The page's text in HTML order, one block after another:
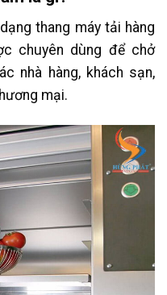
thang máy tải hàng
chuyên dùng để chở
nhà hàng, khách sạn,
mại.